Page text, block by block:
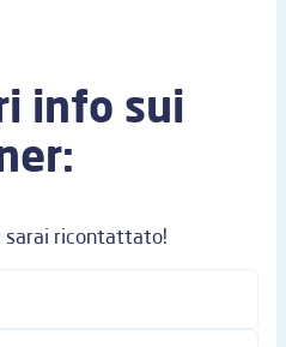
info sui
sarai ricontattato!